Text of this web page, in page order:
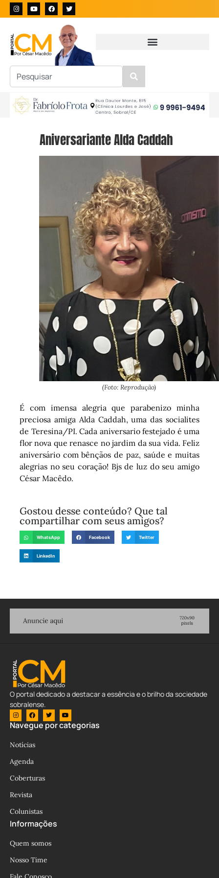
Aniversariante Alda Caddah
(Foto: Reprodução)
É com imensa alegria que parabenizo minha
preciosa amiga Alda Caddah, uma das socialites
de Teresina/PI. Cada aniversario festejado é uma
flor nova que renasce no jardim da sua vida. Feliz
aniversário com bênçãos de paz, saúde e muitas
alegrias no seu coração! Bjs de luz do seu amigo
César Macêdo.
Gostou desse conteúdo? Que tal
compartilhar com seus amigos?
WhatsApp Facebook Twitter
LinkedIn
O portal dedicado a destacar a essência e o brilho da sociedade
sobralense.
Navegue por categorias
Notícias
Agenda
Coberturas
Revista
Colunistas
Informações
Quem somos
Nosso Time